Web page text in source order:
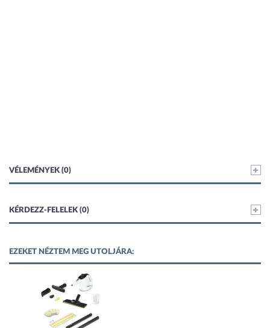
VÉLEMÉNYEK (0)
KÉRDEZZ-FELELEK (0)
EZEKET NÉZTEM MEG UTOLJÁRA: